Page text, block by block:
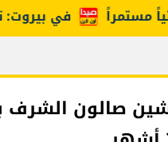
في بيروت: تفكيك
صالون الشرف